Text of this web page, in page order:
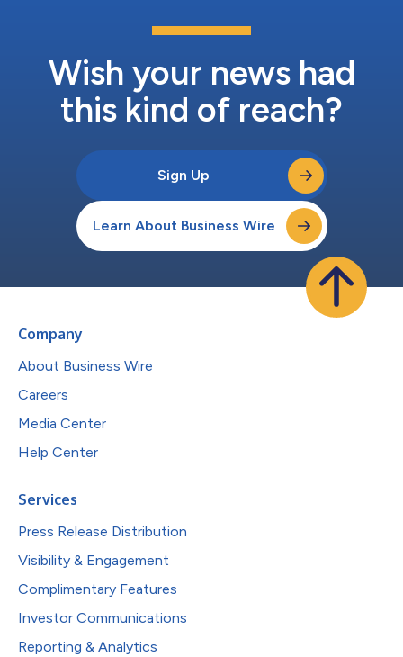
に目に見える形で貢献しています。しかし、CEOは、さらなる対
策の必要性を認識しています。現在、包括的なAI活用戦略を定義
への最大のテコとなる新たなビジネスモデルの開発と生産性向上
という分野において、...
Wish your news had
this kind of reach?
Sign Up
Learn About Business Wire
Company
About Business Wire
Careers
Media Center
Help Center
Services
Press Release Distribution
Visibility & Engagement
Complimentary Features
Investor Communications
Reporting & Analytics